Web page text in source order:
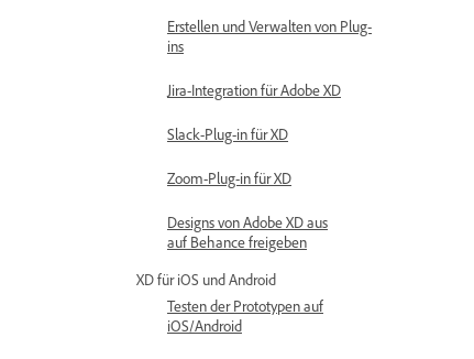
Erstellen und Verwalten von Plug-
ins
Jira-Integration für Adobe XD
Slack-Plug-in für XD
Zoom-Plug-in für XD
Designs von Adobe XD aus
auf Behance freigeben
XD für iOS und Android
Testen der Prototypen auf
iOS/Android